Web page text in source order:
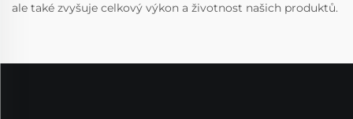
ale také zvyšuje celkový výkon a životnost našich produktů.